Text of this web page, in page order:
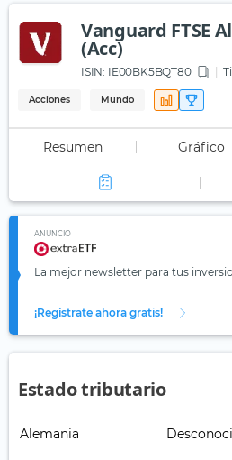
Vanguard FTSE
(Acc)
ISIN: IE00BK5BQT80
Acciones Mundo
Resumen Gráfico
ANUNCIO
La mejor newsletter para tus
¡Regístrate ahora gratis!
Estado tributario
Alemania